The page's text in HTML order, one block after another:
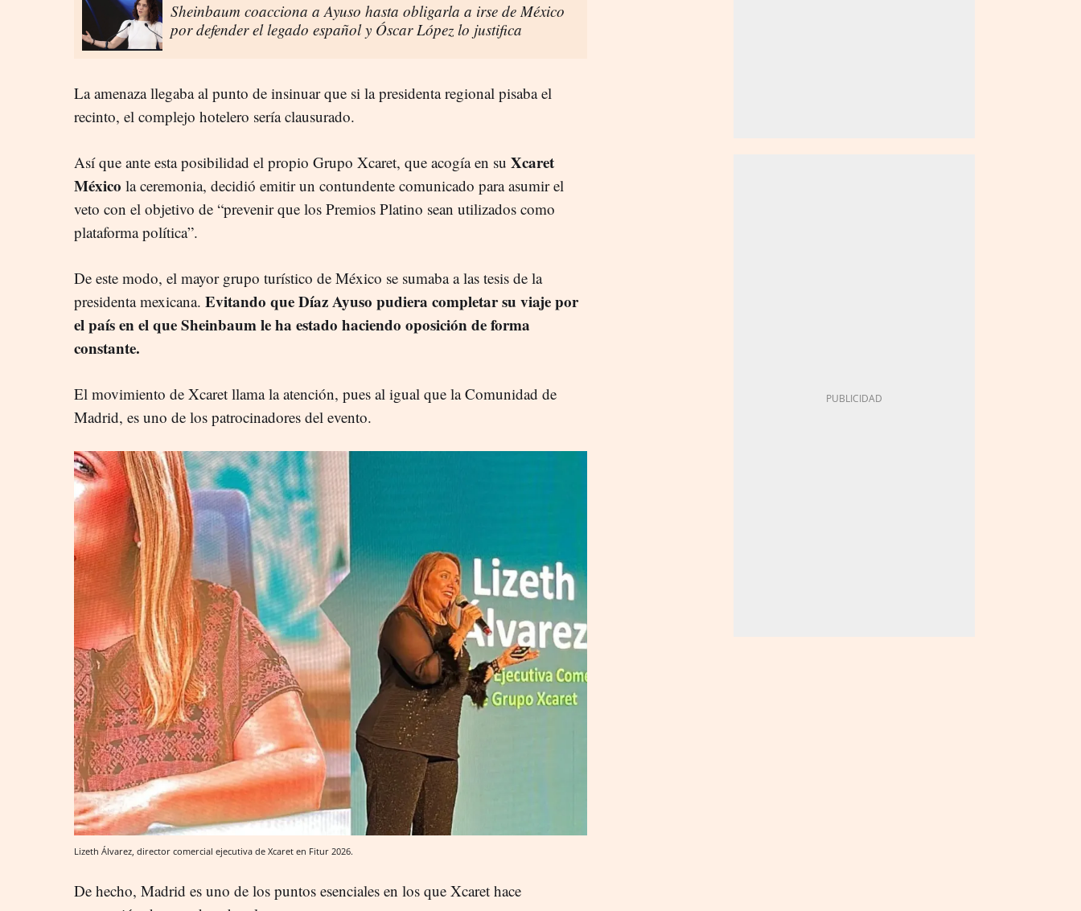
Sheinbaum coacciona a Ayuso hasta obligarla a irse de México
por defender el legado español y Óscar López lo justifica
La amenaza llegaba al punto de insinuar que si la presidenta regional pisaba el
recinto, el complejo hotelero sería clausurado.
Así que ante esta posibilidad el propio Grupo Xcaret, que acogía en su Xcaret
México la ceremonia, decidió emitir un contundente comunicado para asumir el
veto con el objetivo de “prevenir que los Premios Platino sean utilizados como
plataforma política”.
De este modo, el mayor grupo turístico de México se sumaba a las tesis de la
presidenta mexicana. Evitando que Díaz Ayuso pudiera completar su viaje por
el país en el que Sheinbaum le ha estado haciendo oposición de forma
constante.
El movimiento de Xcaret llama la atención, pues al igual que la Comunidad de
Madrid, es uno de los patrocinadores del evento.
Lizeth Álvarez, director comercial ejecutiva de Xcaret en Fitur 2026.
De hecho, Madrid es uno de los puntos esenciales en los que Xcaret hace